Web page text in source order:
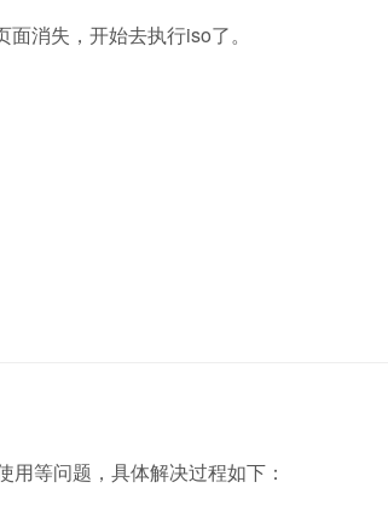
消失，开始去执行iso了。
等问题，具体解决过程如下：